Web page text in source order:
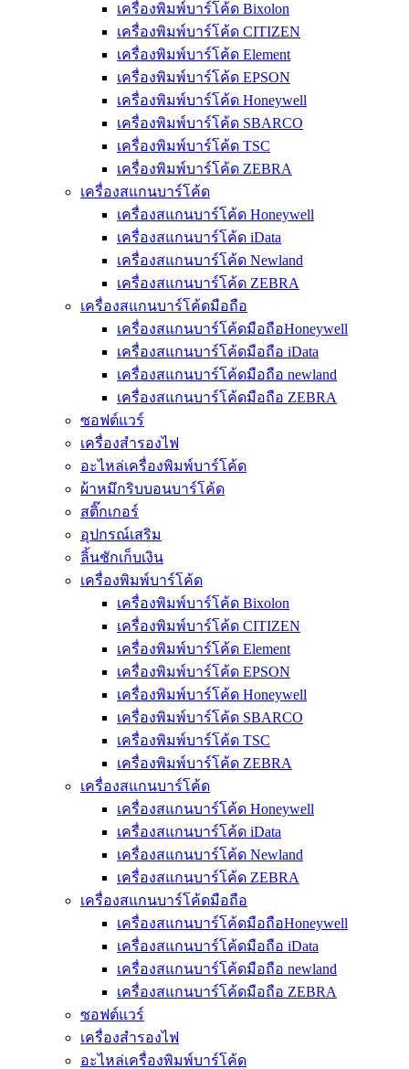
เครื่องพิมพ์บาร์โค้ด Bixolon
เครื่องพิมพ์บาร์โค้ด CITIZEN
เครื่องพิมพ์บาร์โค้ด Element
เครื่องพิมพ์บาร์โค้ด EPSON
เครื่องพิมพ์บาร์โค้ด Honeywell
เครื่องพิมพ์บาร์โค้ด SBARCO
เครื่องพิมพ์บาร์โค้ด TSC
เครื่องพิมพ์บาร์โค้ด ZEBRA
เครื่องสแกนบาร์โค้ด
เครื่องสแกนบาร์โค้ด Honeywell
เครื่องสแกนบาร์โค้ด iData
เครื่องสแกนบาร์โค้ด Newland
เครื่องสแกนบาร์โค้ด ZEBRA
เครื่องสแกนบาร์โค้ดมือถือ
เครื่องสแกนบาร์โค้ดมือถือHoneywell
เครื่องสแกนบาร์โค้ดมือถือ iData
เครื่องสแกนบาร์โค้ดมือถือ newland
เครื่องสแกนบาร์โค้ดมือถือ ZEBRA
ซอฟต์แวร์
เครื่องสำรองไฟ
อะไหล่เครื่องพิมพ์บาร์โค้ด
ผ้าหมึกริบบอนบาร์โค้ด
สติ๊กเกอร์
อุปกรณ์เสริม
ลิ้นชักเก็บเงิน
เครื่องพิมพ์บาร์โค้ด
เครื่องพิมพ์บาร์โค้ด Bixolon
เครื่องพิมพ์บาร์โค้ด CITIZEN
เครื่องพิมพ์บาร์โค้ด Element
เครื่องพิมพ์บาร์โค้ด EPSON
เครื่องพิมพ์บาร์โค้ด Honeywell
เครื่องพิมพ์บาร์โค้ด SBARCO
เครื่องพิมพ์บาร์โค้ด TSC
เครื่องพิมพ์บาร์โค้ด ZEBRA
เครื่องสแกนบาร์โค้ด
เครื่องสแกนบาร์โค้ด Honeywell
เครื่องสแกนบาร์โค้ด iData
เครื่องสแกนบาร์โค้ด Newland
เครื่องสแกนบาร์โค้ด ZEBRA
เครื่องสแกนบาร์โค้ดมือถือ
เครื่องสแกนบาร์โค้ดมือถือHoneywell
เครื่องสแกนบาร์โค้ดมือถือ iData
เครื่องสแกนบาร์โค้ดมือถือ newland
เครื่องสแกนบาร์โค้ดมือถือ ZEBRA
ซอฟต์แวร์
เครื่องสำรองไฟ
อะไหล่เครื่องพิมพ์บาร์โค้ด